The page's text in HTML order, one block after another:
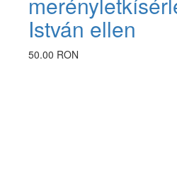
István ellen
50.00 RON